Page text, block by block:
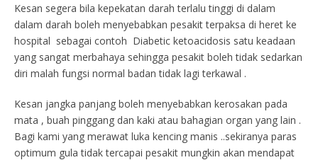
Kesan segera bila kepekatan darah terlalu tinggi di dalam
dalam darah boleh menyebabkan pesakit terpaksa di heret ke
hospital sebagai contoh Diabetic ketoacidosis satu keadaan
yang sangat merbahaya sehingga pesakit boleh tidak sedarkan
diri malah fungsi normal badan tidak lagi terkawal .
Kesan jangka panjang boleh menyebabkan kerosakan pada
mata , buah pinggang dan kaki atau bahagian organ yang lain .
Bagi kami yang merawat luka kencing manis ..sekiranya paras
optimum gula tidak tercapai pesakit mungkin akan mendapat